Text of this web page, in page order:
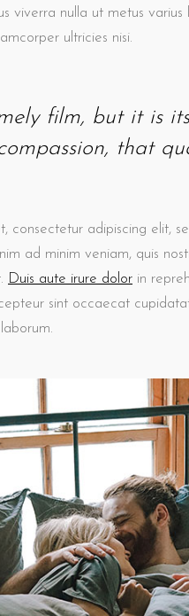
viverra nulla ut metus
ultricies nisi.
film, but it is
that
consectetur adipiscing elit,
ad minim veniam, quis
Duis aute irure dolor in
sint occaecat